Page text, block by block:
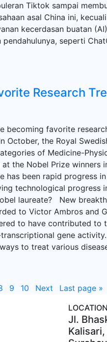
Tiktok sampai
asal China ini,
kecerdasan buatan
seperti
Research
becoming favorite
October, the Royal
of Medicine-
the Nobel Prize winners
has been rapid progress
technological progress
laureate? New
to Victor Ambros and
to have contributed to
gene
to treat various
9 10 Next Last page »
LOCATION
Jl.